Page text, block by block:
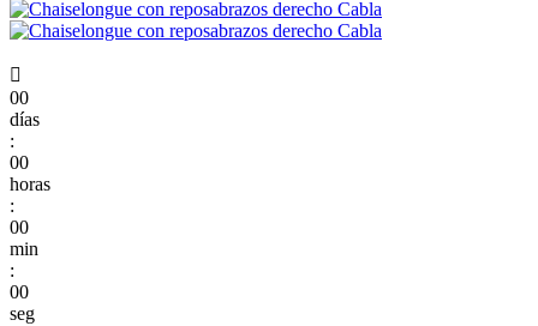

00
días
:
00
horas
:
00
min
:
00
seg